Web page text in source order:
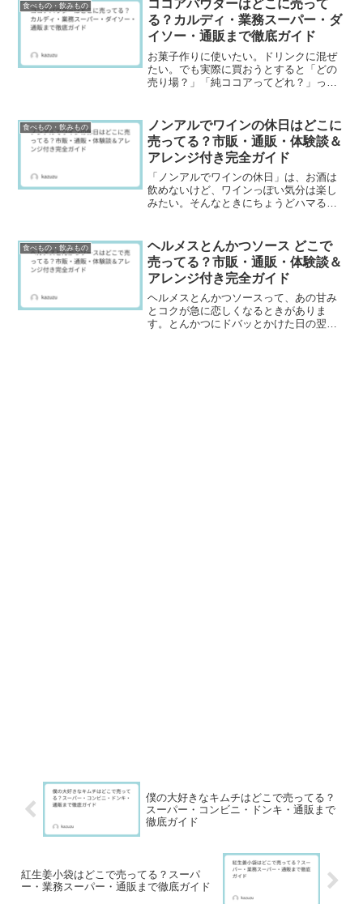
の記事では、黒豆茶が買えるお...
食べもの・飲みもの
ココアパウダーはどこに売って
る？カルディ・業務スーパー・ダ
イソー・通販まで徹底ガイド
お菓子作りに使いたい。ドリンクに混ぜ
たい。でも実際に買おうとすると「どの
売り場？」「純ココアってどれ？」っ
どこでも売っていそうで、置き場がズレ
ると見つからないことがあり...
食べもの・飲みもの
ノンアルでワインの休日はどこに
売ってる？市販・通販・体験談＆
アレンジ付き完全ガイド
「ノンアルでワインの休日」は、お酒は
飲めないけど、ワインっぽい気分は楽し
みたい。そんなときにちょうどハマるノ
るわけじゃない」「赤はあったけど白が
なかった」「売り場が分か...
食べもの・飲みもの
ヘルメスとんかつソース どこで
売ってる？市販・通販・体験談＆
アレンジ付き完全ガイド
ヘルメスとんかつソースって、あの甘み
とコクが急に恋しくなるときがありま
す。とんかつにドバッとかけた日の翌
僕の大好きなキムチはどこで売ってる？
スーパー・コンビニ・ドンキ・通販まで
徹底ガイド
紅生姜小袋はどこで売ってる？スーパ
ー・業務スーパー・通販まで徹底ガイド